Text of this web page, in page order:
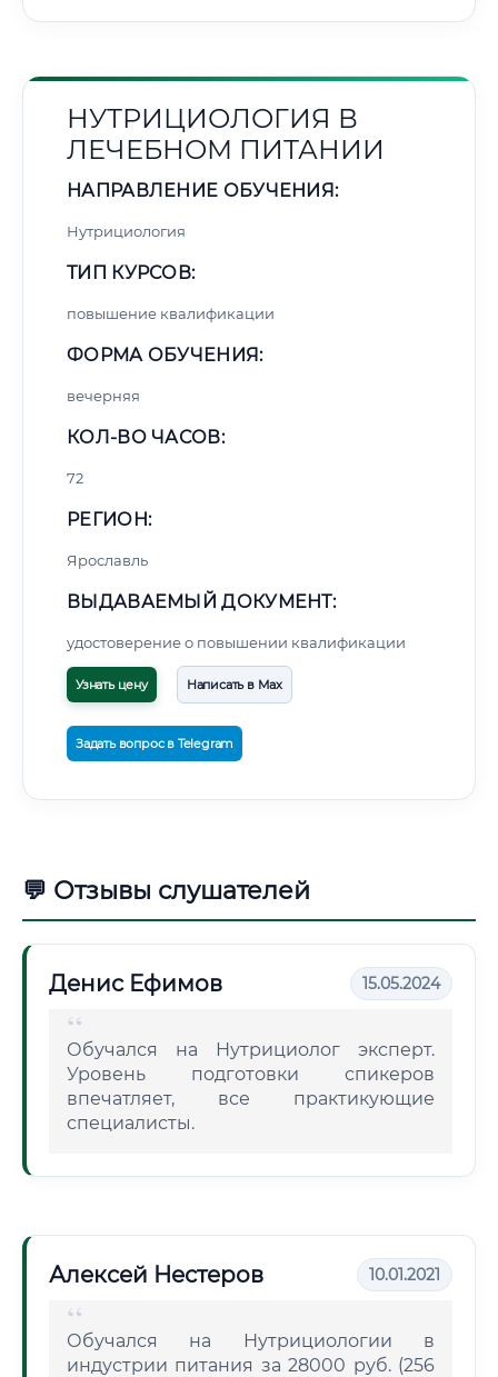
НУТРИЦИОЛОГИЯ В
ЛЕЧЕБНОМ ПИТАНИИ
НАПРАВЛЕНИЕ ОБУЧЕНИЯ:
Нутрициология
ТИП КУРСОВ:
повышение квалификации
ФОРМА ОБУЧЕНИЯ:
вечерняя
КОЛ-ВО ЧАСОВ:
72
РЕГИОН:
Ярославль
ВЫДАВАЕМЫЙ ДОКУМЕНТ:
удостоверение о повышении квалификации
Узнать цену Написать в Max
Задать вопрос в Telegram
💬 Отзывы слушателей
Денис Ефимов 15.05.2024
Обучался на Нутрициолог эксперт.
Уровень подготовки спикеров
впечатляет, все практикующие
специалисты.
Алексей Нестеров 10.01.2021
Обучался на Нутрициологии в
индустрии питания за 28000 руб. (256